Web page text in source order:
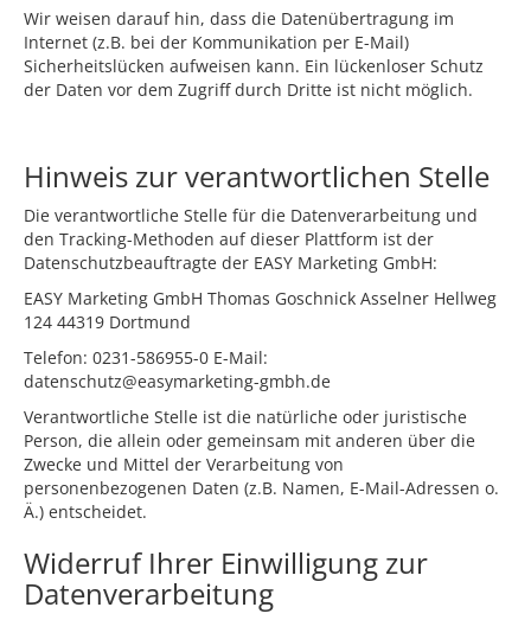
Wir weisen darauf hin, dass die Datenübertragung im
Internet (z.B. bei der Kommunikation per E-Mail)
Sicherheitslücken aufweisen kann. Ein lückenloser Schutz
der Daten vor dem Zugriff durch Dritte ist nicht möglich.
Hinweis zur verantwortlichen Stelle
Die verantwortliche Stelle für die Datenverarbeitung und
den Tracking-Methoden auf dieser Plattform ist der
Datenschutzbeauftragte der EASY Marketing GmbH:
EASY Marketing GmbH Thomas Goschnick Asselner Hellweg
124 44319 Dortmund
Telefon: 0231-586955-0 E-Mail:
datenschutz@easymarketing-gmbh.de
Verantwortliche Stelle ist die natürliche oder juristische
Person, die allein oder gemeinsam mit anderen über die
Zwecke und Mittel der Verarbeitung von
personenbezogenen Daten (z.B. Namen, E-Mail-Adressen o.
Ä.) entscheidet.
Widerruf Ihrer Einwilligung zur
Datenverarbeitung